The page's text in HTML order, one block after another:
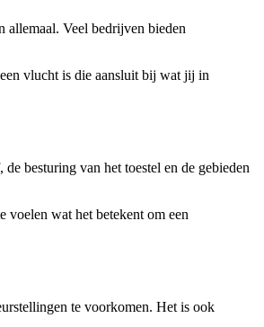
allemaal. Veel bedrijven bieden
vlucht is die aansluit bij wat jij in
besturing van het toestel en de gebieden
voelen wat het betekent om een
te voorkomen. Het is ook